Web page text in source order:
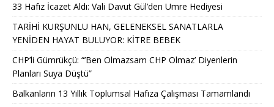
33 Hafız İcazet Aldı: Vali Davut Gül’den Umre Hediyesi
TARİHİ KURŞUNLU HAN, GELENEKSEL SANATLARLA
YENİDEN HAYAT BULUYOR: KİTRE BEBEK
CHP’li Gümrükçü: “’Ben Olmazsam CHP Olmaz’ Diyenlerin
Planları Suya Düştü”
Balkanların 13 Yıllık Toplumsal Hafıza Çalışması Tamamlandı